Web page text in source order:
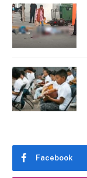
Facebook